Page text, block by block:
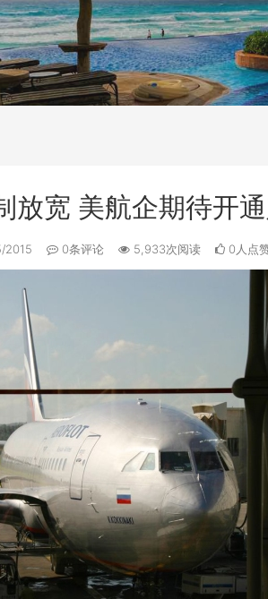
放宽 美航企期待开
2015 0条评论 5,933次阅读 0人点